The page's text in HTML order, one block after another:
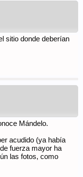
sitio donde deberían
Mándelo.
acudido (ya había
fuerza mayor ha
las fotos, como